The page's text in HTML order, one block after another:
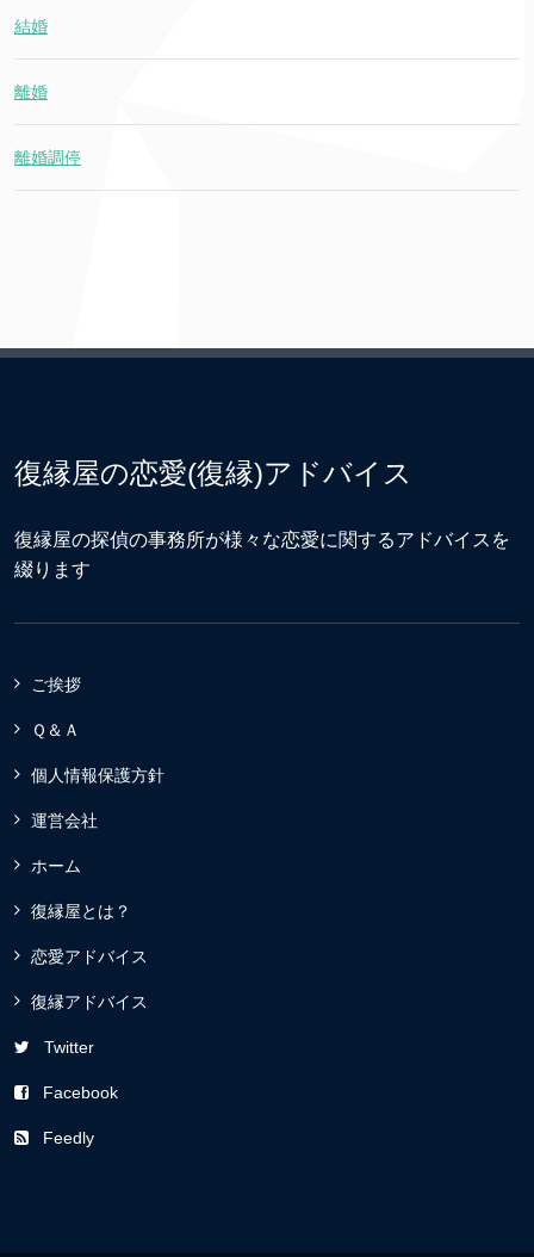
結婚
離婚
離婚調停
復縁屋の恋愛(復縁)アドバイス
復縁屋の探偵の事務所が様々な恋愛に関するアドバイスを
綴ります
ご挨拶
Ｑ＆Ａ
個人情報保護方針
運営会社
ホーム
復縁屋とは？
恋愛アドバイス
復縁アドバイス
Twitter
Facebook
Feedly